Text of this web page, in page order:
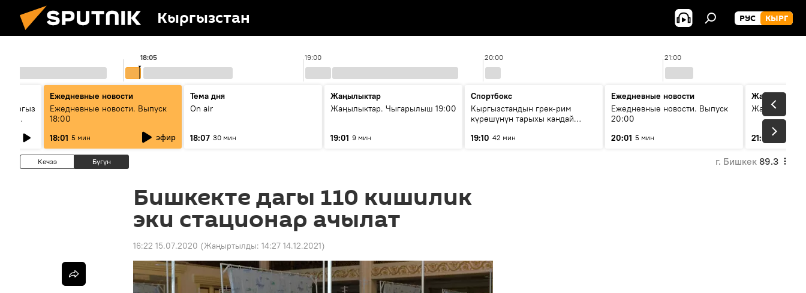
Кыргызстан РУС КЫРГ
19:00 20:00 21:00
18:05
кыргыз
Ежедневные новости
Ежедневные новости. Выпуск
18:00
18:01 5 мин эфир
Тема дня
On air
18:07 30 мин
Жаңылыктар
Жаңылыктар. Чыгарылыш 19:00
19:01 9 мин
Спортбокс
Кыргызстандын грек-рим
күрөшүнүн тарыхы кандай
19:10 42 мин
Ежедневные новости
Ежедневные новости. Выпуск
20:00
20:01 5 мин
Жаңылыктар
21:01 10 мин
Кечээ Бүгүн г. Бишкек 89.3
Бишкекте дагы 110 кишилик
эки стационар ачылат
16:22 15.07.2020 (Жаңыртылды: 14:27 14.12.2021)